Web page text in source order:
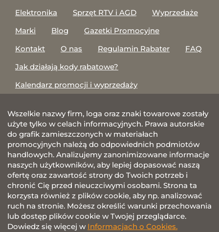
Elektronika
Sprzęt RTV i AGD
Wyprzedaże
Marki
Blog
Gazetki Promocyjne
Kontakt
O nas Regulamin Rabater
FAQ
Jak działają kody rabatowe?
Kalendarz promocji i wyprzedaży
Wszelkie nazwy firm, loga oraz znaki towarowe zostały
użyte tylko w celach informacyjnych. Prawa autorskie
do grafik zamieszczonych w materiałach
promocyjnych należą do odpowiednich podmiotów
handlowych. Analizujemy zanonimizowane informacje
naszych użytkowników, aby lepiej dopasować naszą
ofertę oraz zawartość strony do Twoich potrzeb i
chronić Cię przed nieuczciwymi osobami. Strona ta
korzysta również z plików cookie, aby np. analizować
ruch na stronie. Możesz określić warunki przechowania
lub dostęp plików cookie w Twojej przeglądarce.
Dowiedz się więcej w Informacjach o Cookies.